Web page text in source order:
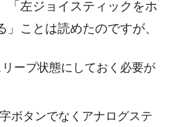
「左ジョイスティックをホ
ことは読めたのですが、
ープ状態にしておく必要が
ボタンでなくアナログステ